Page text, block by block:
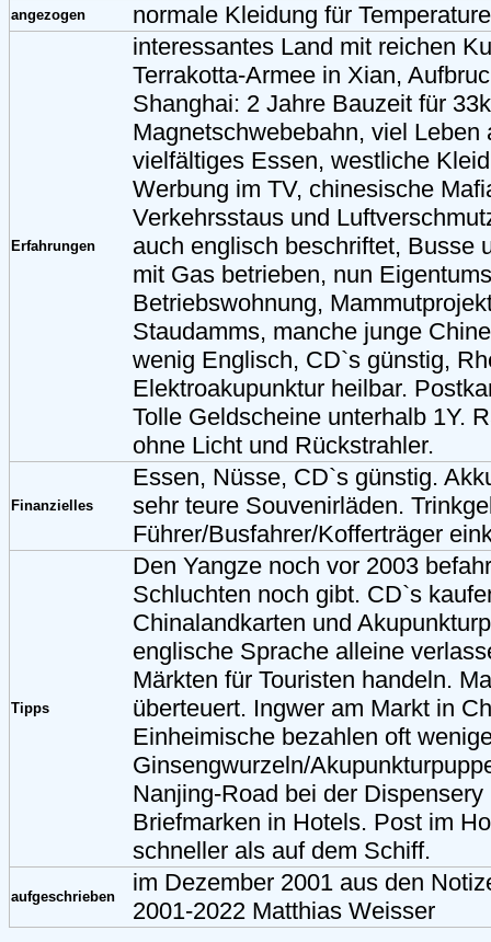
angezogen normale Kleidung für
Erfahrungen
interessantes Land mit reichen
Terrakotta-Armee in Xian,
Shanghai: 2 Jahre Bauzeit für
Magnetschwebebahn, viel Leben
vielfältiges Essen, westliche
Werbung im TV, chinesische
Verkehrsstaus und
auch englisch beschriftet, Busse
mit Gas betrieben, nun
Betriebswohnung,
Staudamms, manche junge
wenig Englisch, CD`s günstig,
Elektroakupunktur heilbar.
Tolle Geldscheine unterhalb 1Y.
ohne Licht und Rückstrahler.
Finanzielles
Essen, Nüsse, CD`s günstig.
sehr teure Souvenirläden.
Führer/Busfahrer/Kofferträger
Tipps
Den Yangze noch vor 2003
Schluchten noch gibt. CD`s
Chinalandkarten und
englische Sprache alleine
Märkten für Touristen handeln.
überteuert. Ingwer am Markt in
Einheimische bezahlen oft
Ginsengwurzeln/
Nanjing-Road bei der
Briefmarken in Hotels. Post im
schneller als auf dem Schiff.
aufgeschrieben
im Dezember 2001 aus den
2001-2022 Matthias Weisser